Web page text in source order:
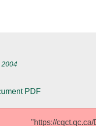
PDF
"https://